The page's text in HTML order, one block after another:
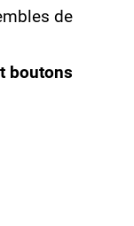
de
boutons